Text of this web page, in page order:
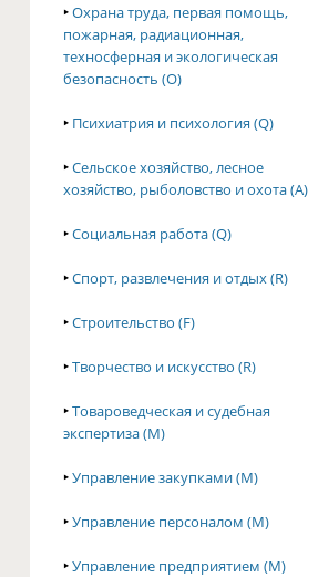
‣Охрана труда, первая помощь,
пожарная, радиационная,
техносферная и экологическая
безопасность (O)
‣ Психиатрия и психология (Q)
‣Сельское хозяйство, лесное
хозяйство, рыболовство и охота (A)
‣Социальная работа (Q)
‣Спорт, развлечения и отдых (R)
‣Строительство (F)
‣Творчество и искусство (R)
‣Товароведческая и судебная
экспертиза (M)
‣Управление закупками (M)
‣Управление персоналом (M)
‣Управление предприятием (M)